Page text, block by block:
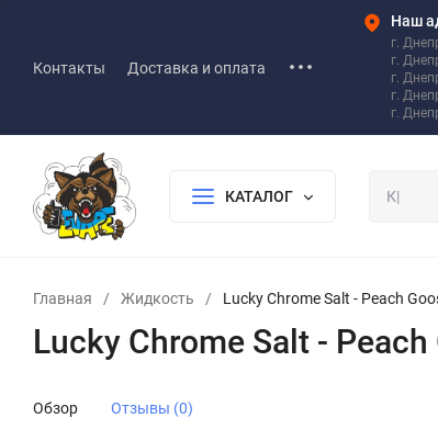
Контакты Доставка и оплата
Наш
г.
г.
г.
г.
г.
КАТАЛОГ
Главная / Жидкость / Lucky Chrome Salt - Peach
Lucky Chrome Salt -
Обзор Отзывы (0)